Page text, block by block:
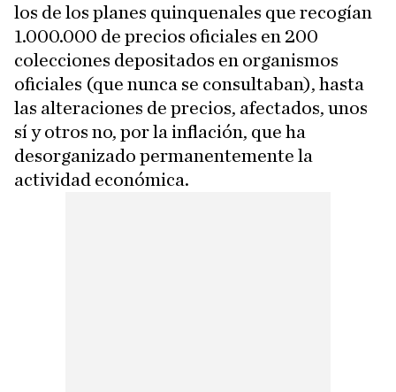
los de los planes quinquenales que recogían
1.000.000 de precios oficiales en 200
colecciones depositados en organismos
oficiales (que nunca se consultaban), hasta
las alteraciones de precios, afectados, unos
sí y otros no, por la inflación, que ha
desorganizado permanentemente la
actividad económica.